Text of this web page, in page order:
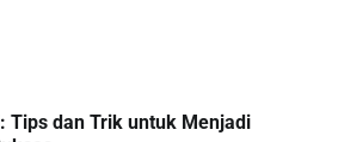
Tips dan Trik untuk Menjadi